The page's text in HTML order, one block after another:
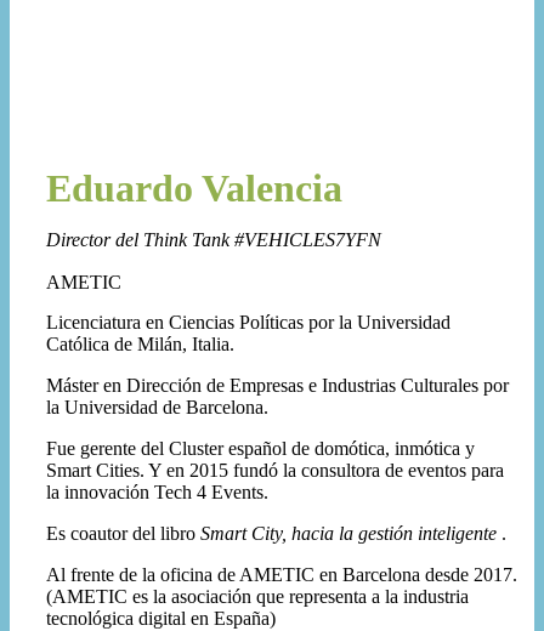
Eduardo Valencia
Director del Think Tank #VEHICLES7YFN
AMETIC
​Licenciatura en Ciencias Políticas por la Universidad
Católica de Milán, Italia.
Máster en Dirección de Empresas e Industrias Culturales por
la Universidad de Barcelona.
Fue gerente del Cluster español de domótica, inmótica y
Smart Cities. Y en 2015 fundó la consultora de eventos para
la innovación Tech 4 Events.
Es coautor del libro Smart City, hacia la gestión inteligente .
Al frente de la oficina de AMETIC en Barcelona desde 2017.
(AMETIC es la asociación que representa a la industria
tecnológica digital en España)